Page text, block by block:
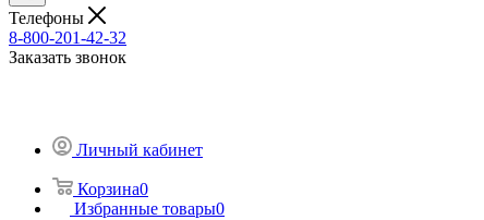
Телефоны
8-800-201-42-32
Заказать звонок
Личный кабинет
Корзина0
Избранные товары0